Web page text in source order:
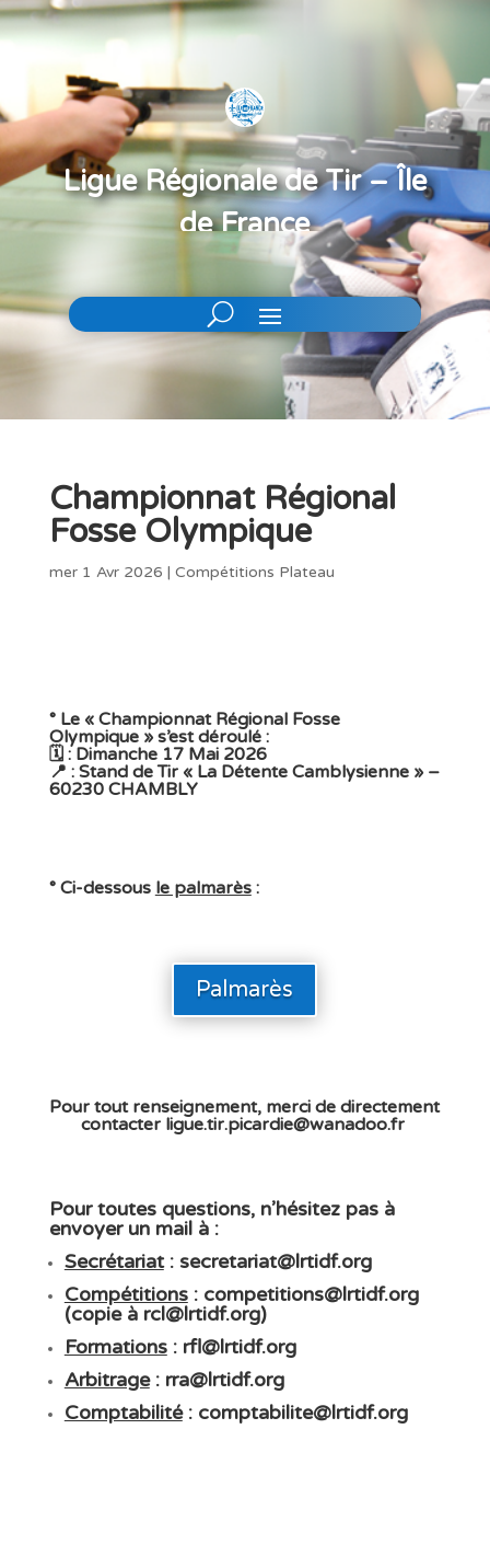
Ligue Régionale de Tir – Île
de France
Championnat Régional
Fosse Olympique
mer 1 Avr 2026 | Compétitions Plateau
° Le « Championnat Régional Fosse
Olympique » s’est déroulé :
🗓️ : Dimanche 17 Mai 2026
📍 : Stand de Tir « La Détente Camblysienne » –
60230 CHAMBLY
° Ci-dessous le palmarès:
Palmarès
Pour tout renseignement, merci de directement
contacter ligue.tir.picardie@wanadoo.fr
Pour toutes questions, n’hésitez pas à
envoyer un mail à :
Secrétariat: secretariat@lrtidf.org
Compétitions: competitions@lrtidf.org
(copie à rcl@lrtidf.org)
Formations: rfl@lrtidf.org
Arbitrage: rra@lrtidf.org
Comptabilité: comptabilite@lrtidf.org